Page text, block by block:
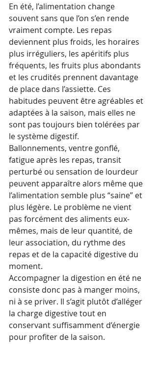
En été, l’alimentation change
souvent sans que l’on s’en rende
vraiment compte. Les repas
deviennent plus froids, les horaires
plus irréguliers, les apéritifs plus
fréquents, les fruits plus abondants
et les crudités prennent davantage
de place dans l’assiette. Ces
habitudes peuvent être agréables et
adaptées à la saison, mais elles ne
sont pas toujours bien tolérées par
le système digestif.
Ballonnements, ventre gonflé,
fatigue après les repas, transit
perturbé ou sensation de lourdeur
peuvent apparaître alors même que
l’alimentation semble plus “saine” et
plus légère. Le problème ne vient
pas forcément des aliments eux-
mêmes, mais de leur quantité, de
leur association, du rythme des
repas et de la capacité digestive du
moment.
Accompagner la digestion en été ne
consiste donc pas à manger moins,
ni à se priver. Il s’agit plutôt d’alléger
la charge digestive tout en
conservant suffisamment d’énergie
pour profiter de la saison.